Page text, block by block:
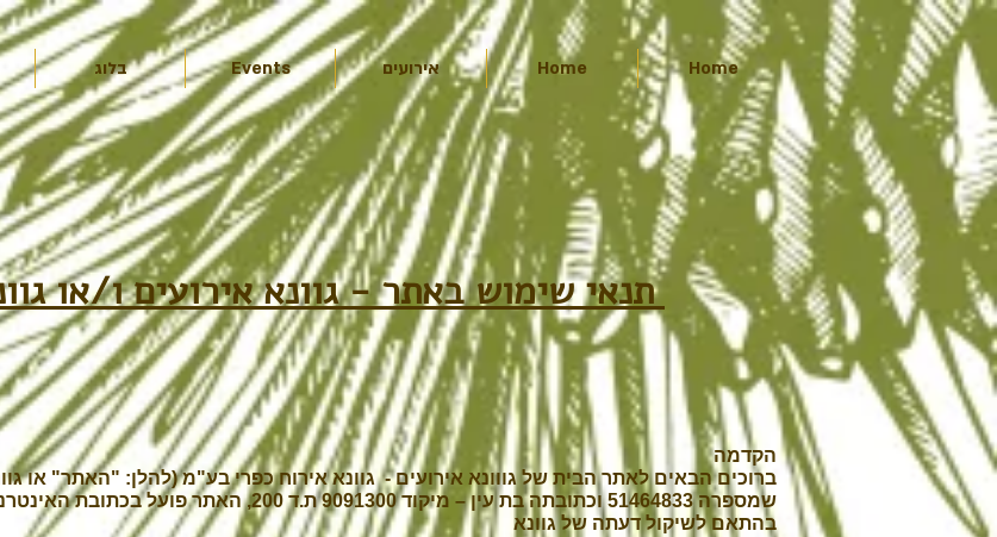
Home
Home אירועים Events בלוג
תנאי שימוש באתר - גוונא אירועים ו/או גוונא אירוח כפרי בע"מ
הקדמה
ברוכים הבאים לאתר הבית של גווונא אירועים - גוונא אירוח כפרי בע"מ (להלן: "האתר" או
שמספרה 51464833 וכתובתה בת עין – מיקוד 9091300 ת.ד 200, האתר פועל בכתובת האינטרנט
בהתאם לשיקול דעתה של גוונא